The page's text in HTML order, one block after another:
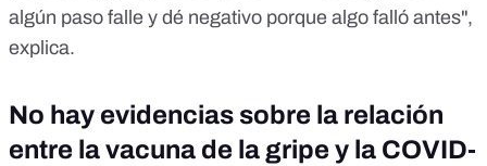
algún paso falle y dé negativo porque algo falló antes",
explica.
No hay evidencias sobre la relación
entre la vacuna de la gripe y la COVID-